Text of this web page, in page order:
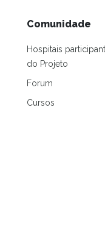
Comunidade
Hospitais
do Projeto
Forum
Cursos